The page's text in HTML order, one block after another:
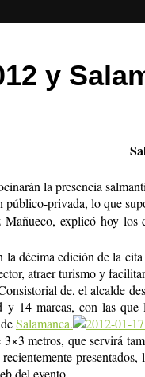
y
la presencia
privada, lo que
explicó hoy
la décima edición de la
atraer turismo y
de, el alcalde
14 marcas, con las
Salamanca.
metros, que servirá
del evento.